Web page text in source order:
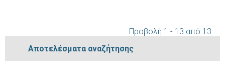
Προβολή 1 - 13 από 13
Αποτελέσματα αναζήτησης